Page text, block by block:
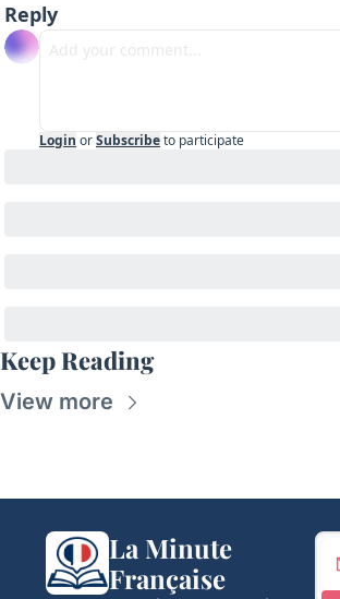
Reply
Login orSubscribeto participate
Keep Reading
View more
La Minute
Française